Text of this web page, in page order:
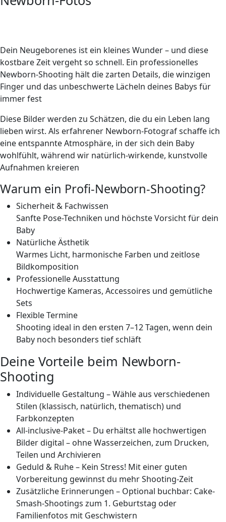
Dein Neugeborenes ist ein kleines Wunder – und diese
kostbare Zeit vergeht so schnell. Ein professionelles
Newborn-Shooting hält die zarten Details, die winzigen
Finger und das unbeschwerte Lächeln deines Babys für
immer fest
Diese Bilder werden zu Schätzen, die du ein Leben lang
lieben wirst. Als erfahrener Newborn-Fotograf schaffe ich
eine entspannte Atmosphäre, in der sich dein Baby
wohlfühlt, während wir natürlich-wirkende, kunstvolle
Aufnahmen kreieren
Warum ein Profi-Newborn-Shooting?
Sicherheit & Fachwissen
Sanfte Pose-Techniken und höchste Vorsicht für dein
Baby
Natürliche Ästhetik
Warmes Licht, harmonische Farben und zeitlose
Bildkomposition
Professionelle Ausstattung
Hochwertige Kameras, Accessoires und gemütliche
Sets
Flexible Termine
Shooting ideal in den ersten 7–12 Tagen, wenn dein
Baby noch besonders tief schläft
Deine Vorteile beim Newborn-
Shooting
Individuelle Gestaltung – Wähle aus verschiedenen
Stilen (klassisch, natürlich, thematisch) und
Farbkonzepten
All-inclusive-Paket – Du erhältstalle hochwertigen
Bilderdigital – ohne Wasserzeichen, zum Drucken,
Teilen und Archivieren
Geduld & Ruhe – Kein Stress! Mit einer guten
Vorbereitung gewinnst du mehr Shooting-Zeit
Zusätzliche Erinnerungen – Optional buchbar: Cake-
Smash-Shootings zum 1. Geburtstag oder
Familienfotos mit Geschwistern